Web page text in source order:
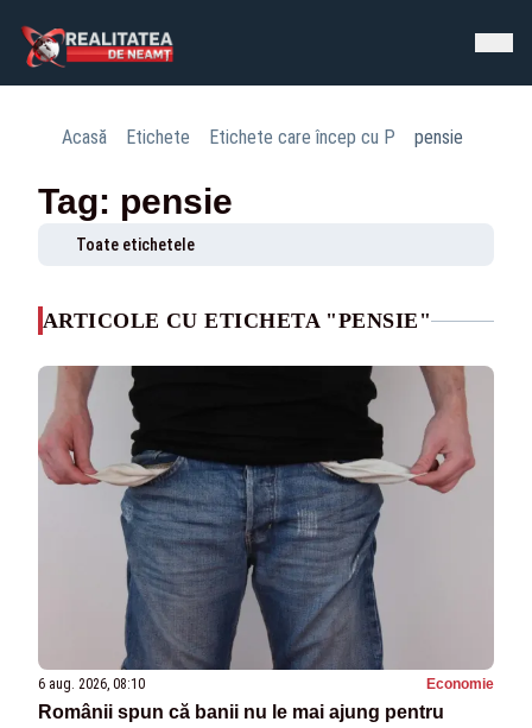
Acasă Etichete Etichete care încep cu P pensie
Tag: pensie
Toate etichetele
ARTICOLE CU ETICHETA "PENSIE"
6 aug. 2026, 08:10 Economie
Românii spun că banii nu le mai ajung pentru